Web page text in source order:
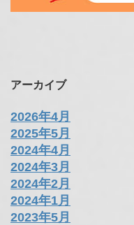
アーカイブ
2026年4月
2025年5月
2024年4月
2024年3月
2024年2月
2024年1月
2023年5月